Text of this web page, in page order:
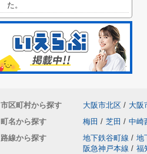
た。
市区町村から探す 大阪市北区 / 大阪
町名から探す
梅田 / 芝田 / 中崎
路線から探す
地下鉄谷町線 / 地
阪急神戸本線 / 福